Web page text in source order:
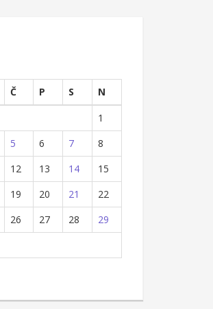
Č P S
N
1
5 6 7
8
12 13 14
15
19 20 21
22
26 27 28
29